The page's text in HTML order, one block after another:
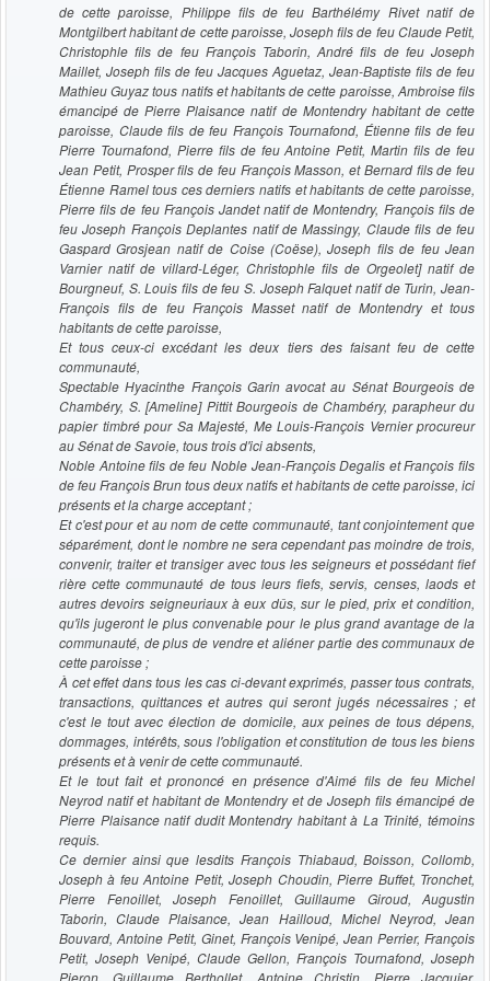
de cette paroisse, Philippe fils de feu Barthélémy Rivet natif de
Montgilbert habitant de cette paroisse, Joseph fils de feu Claude Petit,
Christophle fils de feu François Taborin, André fils de feu Joseph
Maillet, Joseph fils de feu Jacques Aguetaz, Jean-Baptiste fils de feu
Mathieu Guyaz tous natifs et habitants de cette paroisse, Ambroise fils
émancipé de Pierre Plaisance natif de Montendry habitant de cette
paroisse, Claude fils de feu François Tournafond, Étienne fils de feu
Pierre Tournafond, Pierre fils de feu Antoine Petit, Martin fils de feu
Jean Petit, Prosper fils de feu François Masson, et Bernard fils de feu
Étienne Ramel tous ces derniers natifs et habitants de cette paroisse,
Pierre fils de feu François Jandet natif de Montendry, François fils de
feu Joseph François Deplantes natif de Massingy, Claude fils de feu
Gaspard Grosjean natif de Coise (Coëse), Joseph fils de feu Jean
Varnier natif de villard-Léger, Christophle fils de Orgeolet] natif de
Bourgneuf, S. Louis fils de feu S. Joseph Falquet natif de Turin, Jean-
François fils de feu François Masset natif de Montendry et tous
habitants de cette paroisse,
Et tous ceux-ci excédant les deux tiers des faisant feu de cette
communauté,
Spectable Hyacinthe François Garin avocat au Sénat Bourgeois de
Chambéry, S. [Ameline] Pittit Bourgeois de Chambéry, parapheur du
papier timbré pour Sa Majesté, Me Louis-François Vernier procureur
au Sénat de Savoie, tous trois d'ici absents,
Noble Antoine fils de feu Noble Jean-François Degalis et François fils
de feu François Brun tous deux natifs et habitants de cette paroisse, ici
présents et la charge acceptant ;
Et c'est pour et au nom de cette communauté, tant conjointement que
séparément, dont le nombre ne sera cependant pas moindre de trois,
convenir, traiter et transiger avec tous les seigneurs et possédant fief
rière cette communauté de tous leurs fiefs, servis, censes, laods et
autres devoirs seigneuriaux à eux dûs, sur le pied, prix et condition,
qu'ils jugeront le plus convenable pour le plus grand avantage de la
communauté, de plus de vendre et aliéner partie des communaux de
cette paroisse ;
À cet effet dans tous les cas ci-devant exprimés, passer tous contrats,
transactions, quittances et autres qui seront jugés nécessaires ; et
c'est le tout avec élection de domicile, aux peines de tous dépens,
dommages, intérêts, sous l'obligation et constitution de tous les biens
présents et à venir de cette communauté.
Et le tout fait et prononcé en présence d'Aimé fils de feu Michel
Neyrod natif et habitant de Montendry et de Joseph fils émancipé de
Pierre Plaisance natif dudit Montendry habitant à La Trinité, témoins
requis.
Ce dernier ainsi que lesdits François Thiabaud, Boisson, Collomb,
Joseph à feu Antoine Petit, Joseph Choudin, Pierre Buffet, Tronchet,
Pierre Fenoillet, Joseph Fenoillet, Guillaume Giroud, Augustin
Taborin, Claude Plaisance, Jean Hailloud, Michel Neyrod, Jean
Bouvard, Antoine Petit, Ginet, François Venipé, Jean Perrier, François
Petit, Joseph Venipé, Claude Gellon, François Tournafond, Joseph
Pieron, Guillaume Berthollet, Antoine Christin, Pierre Jacquier,